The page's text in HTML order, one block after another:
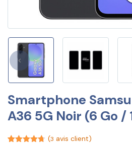
Smartphone
A36 5G Noir (6 Go /
(3 avis client)